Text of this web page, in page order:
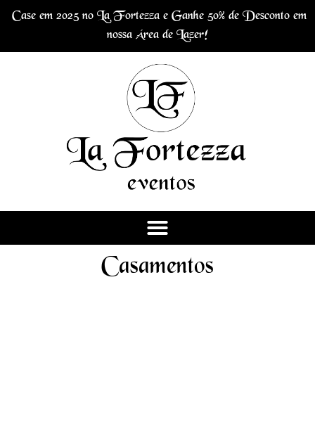
Case em 2025 no La Fortezza e Ganhe 50% de Desconto em
nossa Área de Lazer!
Casamentos